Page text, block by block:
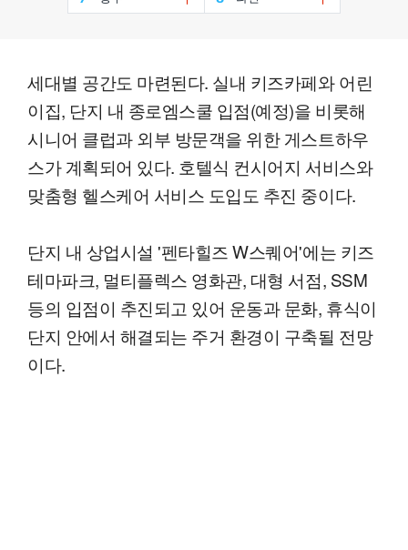
세대별 공간도 마련된다. 실내 키즈카페와 어린
이집, 단지 내 종로엠스쿨 입점(예정)을 비롯해
시니어 클럽과 외부 방문객을 위한 게스트하우
스가 계획되어 있다. 호텔식 컨시어지 서비스와
맞춤형 헬스케어 서비스 도입도 추진 중이다.
단지 내 상업시설 '펜타힐즈 W스퀘어'에는 키즈
테마파크, 멀티플렉스 영화관, 대형 서점, SSM
등의 입점이 추진되고 있어 운동과 문화, 휴식이
단지 안에서 해결되는 주거 환경이 구축될 전망
이다.